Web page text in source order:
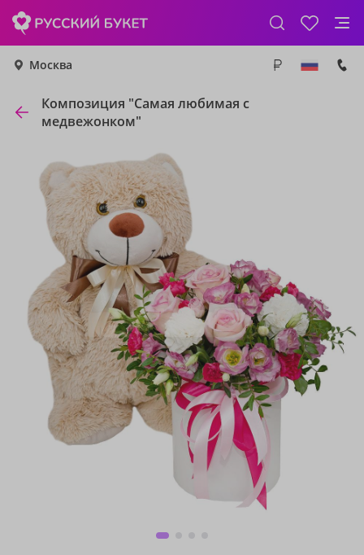
Москва
Композиция "Самая любимая с
медвежонком"